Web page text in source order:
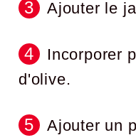
Ajouter le
Incorporer
d'olive.
Ajouter un